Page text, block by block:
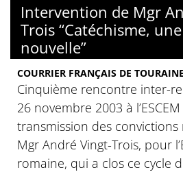
Intervention de Mgr
Trois “Catéchisme,
nouvelle”
COURRIER FRANÇAIS DE
Cinquième rencontre inter-
26 novembre 2003 à
transmission des convictions
Mgr André Vingt-Trois, pour
romaine, qui a clos ce cycle